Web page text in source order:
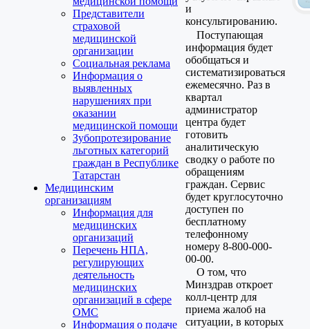
Представители
страховой
медицинской
организации
Социальная реклама
Информация о
выявленных
нарушениях при
оказании
медицинской помощи
Зубопротезирование
льготных категорий
граждан в Республике
Татарстан
Медицинским
организациям
Информация для
медицинских
организаций
Перечень НПА,
регулирующих
деятельность
медицинских
организаций в сфере
ОМС
Информация о подаче
и
консультированию.
Поступающая
информация будет
обобщаться и
систематизироваться
ежемесячно. Раз в
квартал
администратор
центра будет
готовить
аналитическую
сводку о работе по
обращениям
граждан. Сервис
будет круглосуточно
доступен по
бесплатному
телефонному
номеру 8-800-000-
00-00.
О том, что
Минздрав откроет
колл-центр для
приема жалоб на
ситуации, в которых